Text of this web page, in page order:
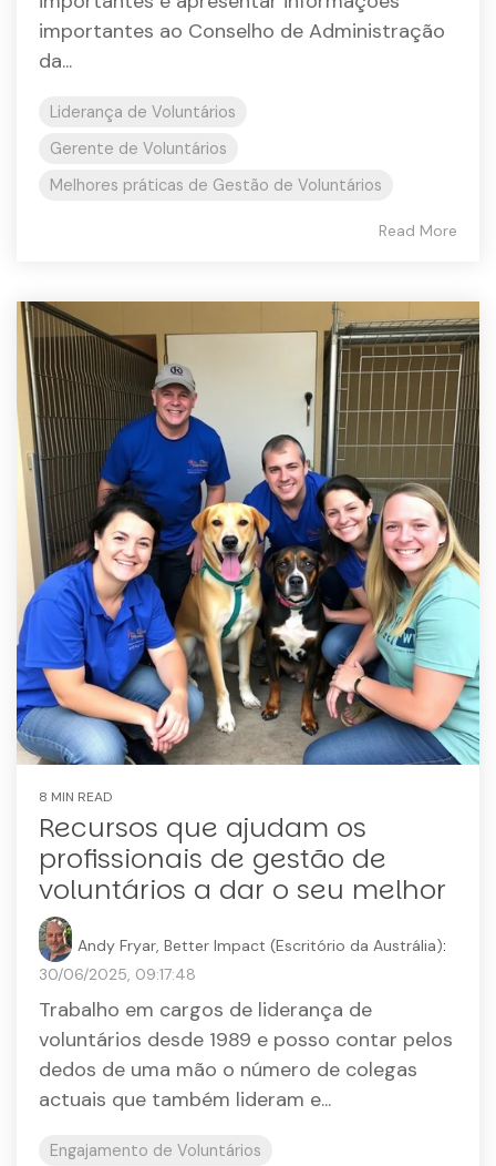
importantes ao Conselho de Administração
da...
Liderança de Voluntários
Gerente de Voluntários
Melhores práticas de Gestão de Voluntários
Read More
8 MIN READ
Recursos que ajudam os
profissionais de gestão de
voluntários a dar o seu melhor
Andy Fryar, Better Impact (Escritório da Austrália):
30/06/2025, 09:17:48
Trabalho em cargos de liderança de
voluntários desde 1989 e posso contar pelos
dedos de uma mão o número de colegas
actuais que também lideram e...
Engajamento de Voluntários